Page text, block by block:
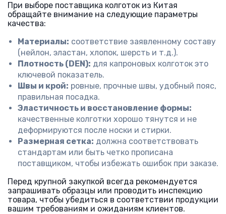
При выборе поставщика колготок из Китая
обращайте внимание на следующие параметры
качества:
Материалы: соответствие заявленному составу
(нейлон, эластан, хлопок, шерсть и т.д.).
Плотность (DEN): для капроновых колготок это
ключевой показатель.
Швы и крой: ровные, прочные швы, удобный пояс,
правильная посадка.
Эластичность и восстановление формы:
качественные колготки хорошо тянутся и не
деформируются после носки и стирки.
Размерная сетка: должна соответствовать
стандартам или быть четко прописана
поставщиком, чтобы избежать ошибок при заказе.
Перед крупной закупкой всегда рекомендуется
запрашивать образцы или проводить инспекцию
товара, чтобы убедиться в соответствии продукции
вашим требованиям и ожиданиям клиентов.